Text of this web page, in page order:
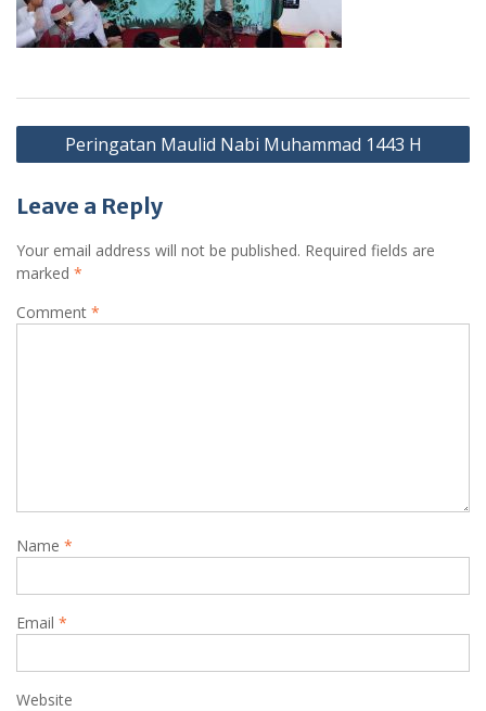
Post
navigation
Peringatan Maulid Nabi Muhammad 1443 H
Leave a Reply
Your email address will not be published. Required fields are
marked *
Comment *
Name *
Email *
Website